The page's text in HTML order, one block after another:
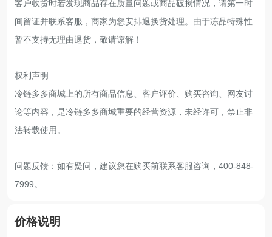
客户收货时若发现商品存在质量问题或商品破损情况，请第一时
间留证并联系客服，商家为您安排退换货处理。由于冻品特殊性
暂不支持无理由退货，敬请谅解！
权利声明
冷链多多商城上的所有商品信息、客户评价、购买咨询、网友讨
论等内容，是冷链多多商城重要的经营资源，未经许可，禁止非
法转载使用。
问题反馈：如有疑问，建议您在购买前联系客服咨询，400-848-
7999。
价格说明